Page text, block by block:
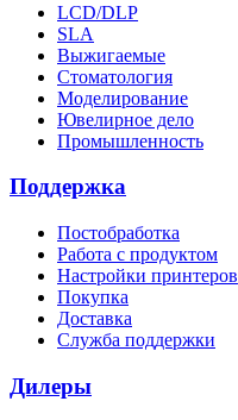
LCD/DLP
SLA
Выжигаемые
Стоматология
Моделирование
Ювелирное дело
Промышленность
Поддержка
Постобработка
Работа с продуктом
Настройки принтеров
Покупка
Доставка
Служба поддержки
Дилеры